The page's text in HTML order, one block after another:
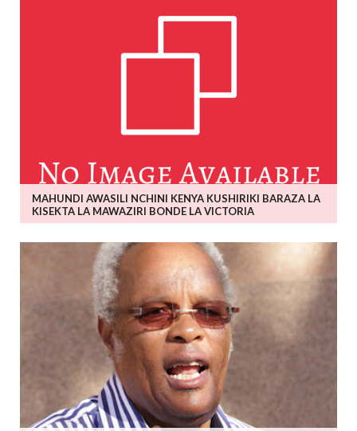
MAHUNDI AWASILI NCHINI KENYA KUSHIRIKI BARAZA LA
KISEKTA LA MAWAZIRI BONDE LA VICTORIA